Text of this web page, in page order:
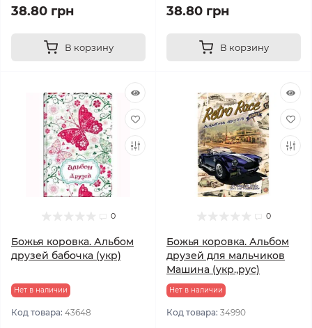
38.80 грн
В корзину
38.80 грн
В корзину
0
Божья коровка. Альбом
друзей бабочка (укр)
Нет в наличии
Код товара: 43648
0
Божья коровка. Альбом
друзей для мальчиков
Машина (укр.,рус)
Нет в наличии
Код товара: 34990